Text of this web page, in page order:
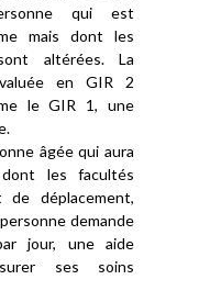
qui est
mais dont les
altérées. La
en GIR 2
le GIR 1, une
âgée qui aura
les facultés
de déplacement,
demande
jour, une aide
ses soins